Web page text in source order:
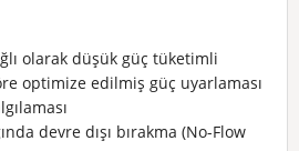
olarak düşük güç tüketimli
optimize edilmiş güç uyarlaması
devre dışı bırakma (No-Flow